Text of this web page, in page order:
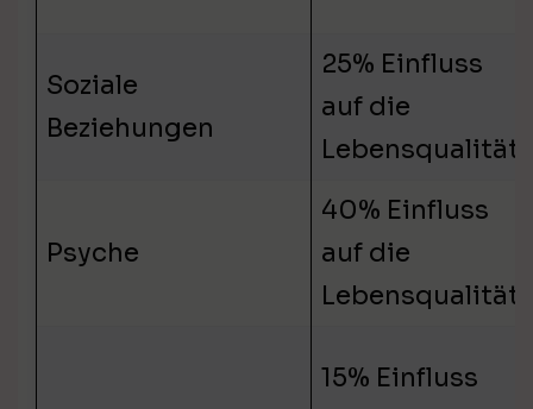
Soziale
Beziehungen
25% Einfluss
auf die
Lebensqualität
Psyche
40% Einfluss
auf die
Lebensqualität
15% Einfluss